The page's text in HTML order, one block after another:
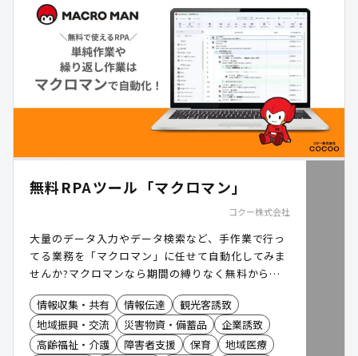
無料RPAツール「マクロマン」
コクー株式会社
大量のデータ入力やデータ検索など、手作業で行っ
てる業務を「マクロマン」に任せて自動化してみま
せんか?マクロマンなら期間の縛りなく無料から利
用できます。
情報収集・共有
情報伝達
観光客誘致
地域振興・交流
災害物資・備蓄品
企業誘致
高齢福祉・介護
障害者支援 保育
地域医療